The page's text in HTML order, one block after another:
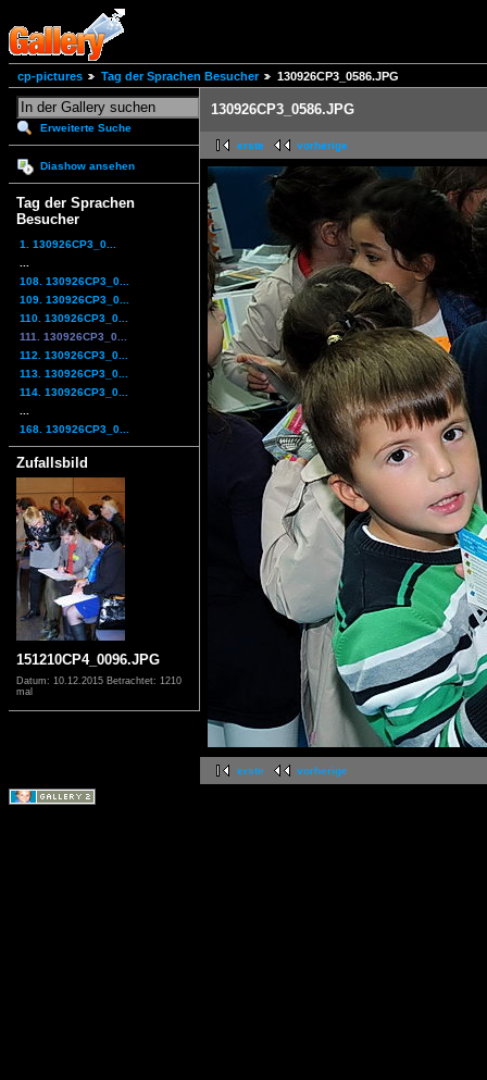
cp-pictures Tag der Sprachen Besucher 130926CP3_0586.JPG
Erweiterte Suche
Diashow ansehen
Tag der Sprachen
Besucher
1. 130926CP3_0...
108. 130926CP3_0...
109. 130926CP3_0...
110. 130926CP3_0...
111. 130926CP3_0...
112. 130926CP3_0...
113. 130926CP3_0...
114. 130926CP3_0...
168. 130926CP3_0...
Zufallsbild
151210CP4_0096.JPG
Datum: 10.12.2015 Betrachtet: 1210
mal
130926CP3_0586.JPG
erste vorherige
erste vorherige